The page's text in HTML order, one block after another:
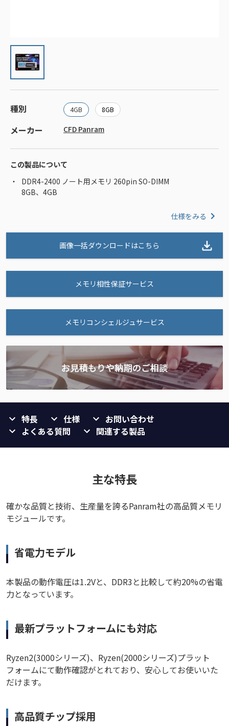
種別 4GB 8GB
メーカー CFD Panram
この製品について
DDR4-2400 ノート用メモリ 260pin SO-DIMM
8GB、4GB
仕様をみる
画像一括ダウンロードはこちら
メモリ相性保証サービス
メモリコンシェルジュサービス
特長 仕様
お問い合わせ
よくある質問
関連する製品
主な特長
確かな品質と技術、生産量を誇るPanram社の高品質メモリ
モジュールです。
省電力モデル
本製品の動作電圧は1.2Vと、DDR3と比較して約20%の省電
力となっています。
最新プラットフォームにも対応
Ryzen2(3000シリーズ)、Ryzen(2000シリーズ)プラット
フォームにて動作確認がとれており、安心してお使いいた
だけます。
高品質チップ採用